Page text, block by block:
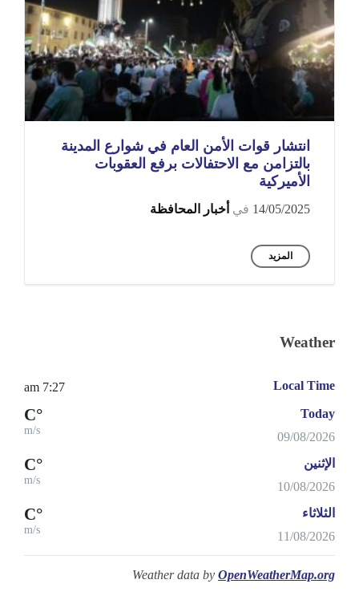
انتشار قوات الأمن العام في شوارع المدينة
بالتزامن مع الاحتفالات برفع العقوبات
الأميركية
14/05/2025 في أخبار المحافظة
المزيد
Weather
Local Time
7:27 am
Today
09/08/2026
°C
m/s
الإثنين
10/08/2026
°C
m/s
الثلاثاء
11/08/2026
°C
m/s
Weather data by OpenWeatherMap.org